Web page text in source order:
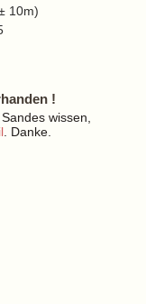
10m)
!
wissen,
. Danke.